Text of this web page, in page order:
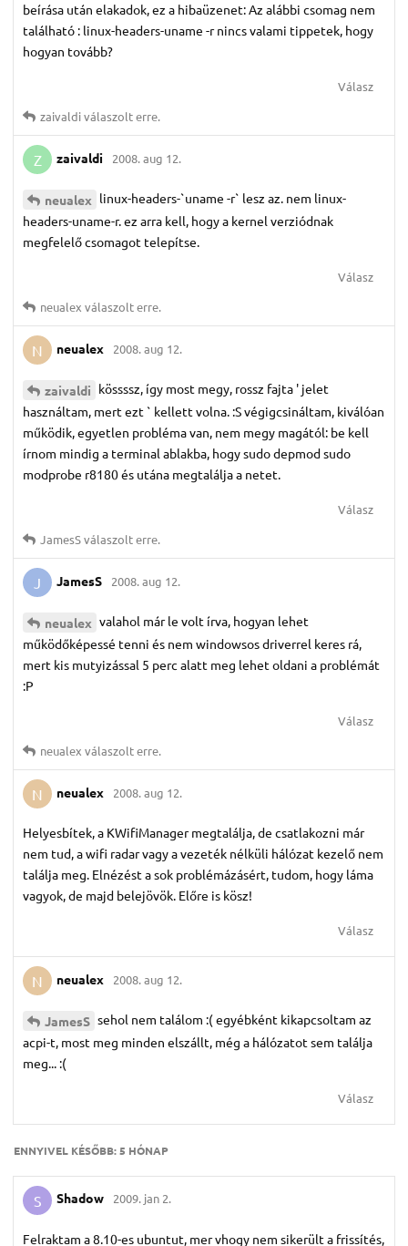
beírása után elakadok, ez a hibaüzenet: Az alábbi csomag nem
található : linux-headers-uname -r nincs valami tippetek, hogy
hogyan tovább?
Válasz
zaivaldiválaszolt erre.
Z zaivaldi 2008. aug 12.
neualex linux-headers-`uname -r` lesz az. nem linux-
headers-uname-r. ez arra kell, hogy a kernel verziódnak
megfelelő csomagot telepítse.
Válasz
neualex válaszolt erre.
N neualex 2008. aug 12.
zaivaldi kössssz, így most megy, rossz fajta ' jelet
használtam, mert ezt ` kellett volna. :S végigcsináltam, kiválóan
működik, egyetlen probléma van, nem megy magától: be kell
írnom mindig a terminal ablakba, hogy sudo depmod sudo
modprobe r8180 és utána megtalálja a netet.
Válasz
JamesSválaszolt erre.
J JamesS 2008. aug 12.
neualex valahol már le volt írva, hogyan lehet
működőképessé tenni és nem windowsos driverrel keres rá,
mert kis mutyizással 5 perc alatt meg lehet oldani a problémát
:P
Válasz
neualex válaszolt erre.
N neualex 2008. aug 12.
Helyesbítek, a KWifiManager megtalálja, de csatlakozni már
nem tud, a wifi radar vagy a vezeték nélküli hálózat kezelő nem
találja meg. Elnézést a sok problémázásért, tudom, hogy láma
vagyok, de majd belejövök. Előre is kösz!
Válasz
N neualex 2008. aug 12.
JamesS sehol nem találom :( egyébként kikapcsoltam az
acpi-t, most meg minden elszállt, még a hálózatot sem találja
meg... :(
Válasz
ENNYIVEL KÉSŐBB:5 HÓNAP
S Shadow 2009. jan 2.
Felraktam a 8.10-es ubuntut, mer vhogy nem sikerült a frissítés,